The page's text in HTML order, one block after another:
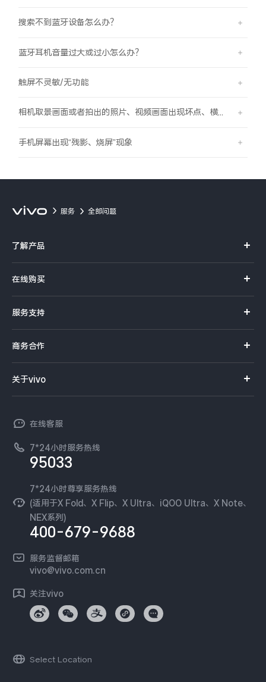
搜索不到蓝牙设备怎么办？
蓝牙耳机音量过大或过小怎么办？
触屏不灵敏/无功能
相机取景画面或者拍出的照片、视频画面出现坏点、横线、竖线的现象
手机屏幕出现“残影、烧屏”现象
服务 全部问题
了解产品
Y系列
iQOO手机
NEX系列
在线购买
选购配件
订单查询
服务支持
查找手机
环保回收
安全公告
服务隐私政策
Log还原LUTs下载
vivo 办公套件
商务合作
vivo 企业业务
廉正合规
国补营业执照
无线电发射设备销售备案
关于vivo
工作机会
新闻资讯
可持续发展
vivo 蔡司影像
开发者社区
在线客服
7*24小时服务热线
95033
7*24小时尊享服务热线
(适用于X Fold、X Flip、X Ultra、iQOO Ultra、X Note、
NEX系列)
400-679-9688
服务监督邮箱
vivo@vivo.com.cn
关注vivo
Select Location